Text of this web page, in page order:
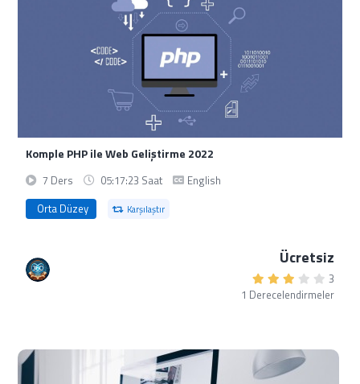
Komple PHP ile Web Geliştirme 2022
7 Ders 05:17:23 Saat
English
Orta Düzey
Karşılaştır
Ücretsiz
3
1 Derecelendirmeler